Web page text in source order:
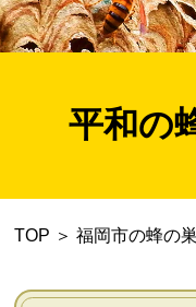
平和の
TOP ＞ 福岡市の蜂の